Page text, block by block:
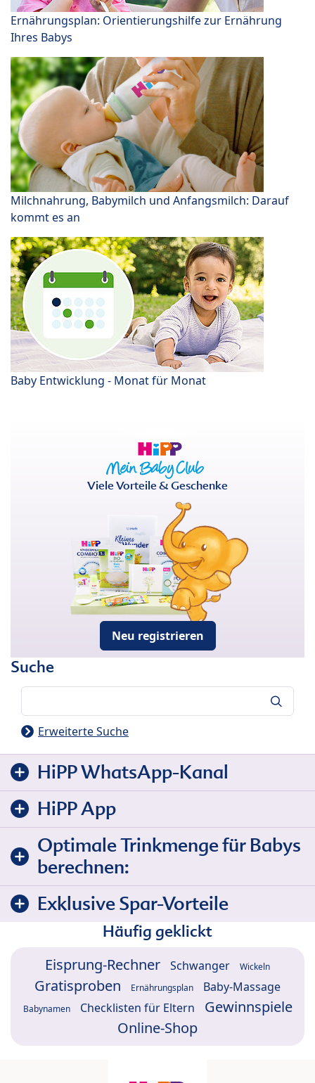
Ernährungsplan: Orientierungshilfe zur Ernährung
Ihres Babys
Milchnahrung, Babymilch und Anfangsmilch: Darauf
kommt es an
Baby Entwicklung - Monat für Monat
Viele Vorteile & Geschenke
Neu registrieren
Suche
Erweiterte Suche
HiPP WhatsApp-Kanal
HiPP App
Optimale Trinkmenge für Babys
berechnen:
Exklusive Spar-Vorteile
Häufig geklickt
Eisprung-Rechner Schwanger Wickeln
Gratisproben Ernährungsplan Baby-Massage
Babynamen Checklisten für Eltern
Gewinnspiele
Online-Shop